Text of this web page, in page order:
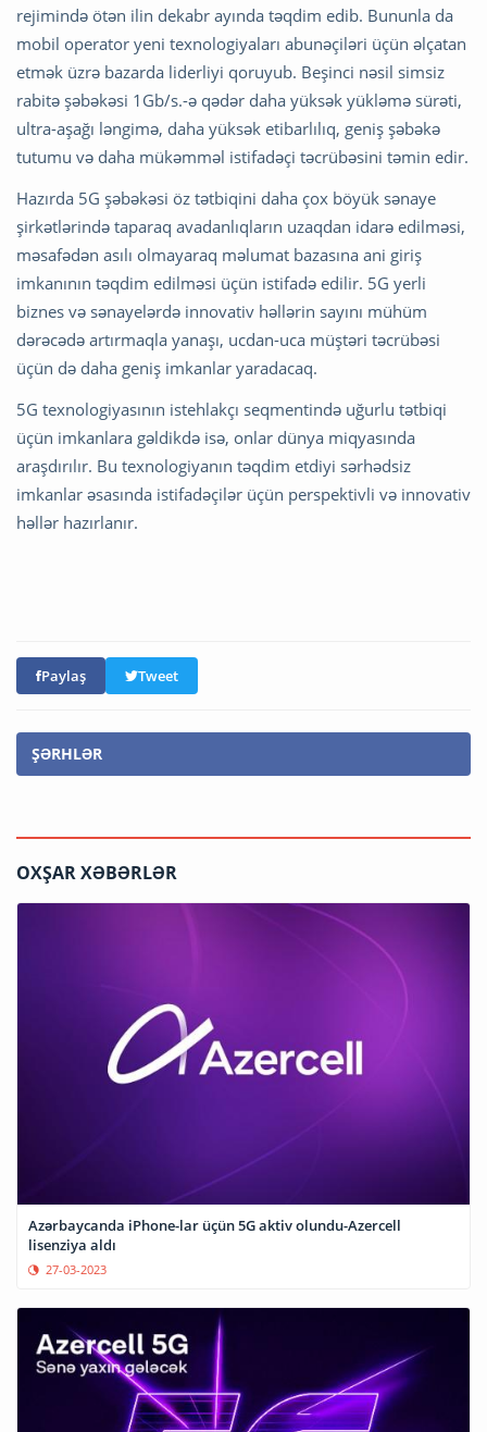
rejimində ötən ilin dekabr ayında təqdim edib. Bununla da
mobil operator yeni texnologiyaları abunəçiləri üçün əlçatan
etmək üzrə bazarda liderliyi qoruyub. Beşinci nəsil simsiz
rabitə şəbəkəsi 1Gb/s.-ə qədər daha yüksək yükləmə sürəti,
ultra-aşağı ləngimə, daha yüksək etibarlılıq, geniş şəbəkə
tutumu və daha mükəmməl istifadəçi təcrübəsini təmin edir.
Hazırda 5G şəbəkəsi öz tətbiqini daha çox böyük sənaye
şirkətlərində taparaq avadanlıqların uzaqdan idarə edilməsi,
məsafədən asılı olmayaraq məlumat bazasına ani giriş
imkanının təqdim edilməsi üçün istifadə edilir. 5G yerli
biznes və sənayelərdə innovativ həllərin sayını mühüm
dərəcədə artırmaqla yanaşı, ucdan-uca müştəri təcrübəsi
üçün də daha geniş imkanlar yaradacaq.
5G texnologiyasının istehlakçı seqmentində uğurlu tətbiqi
üçün imkanlara gəldikdə isə, onlar dünya miqyasında
araşdırılır. Bu texnologiyanın təqdim etdiyi sərhədsiz
imkanlar əsasında istifadəçilər üçün perspektivli və innovativ
həllər hazırlanır.
Paylaş Tweet
ŞƏRHLƏR
OXŞAR XƏBƏRLƏR
Azərbaycanda iPhone-lar üçün 5G aktiv olundu-Azercell
lisenziya aldı
27-03-2023